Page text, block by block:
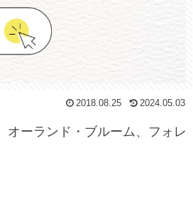
2018.08.25 2024.05.03
オーランド・ブルーム、フォレ